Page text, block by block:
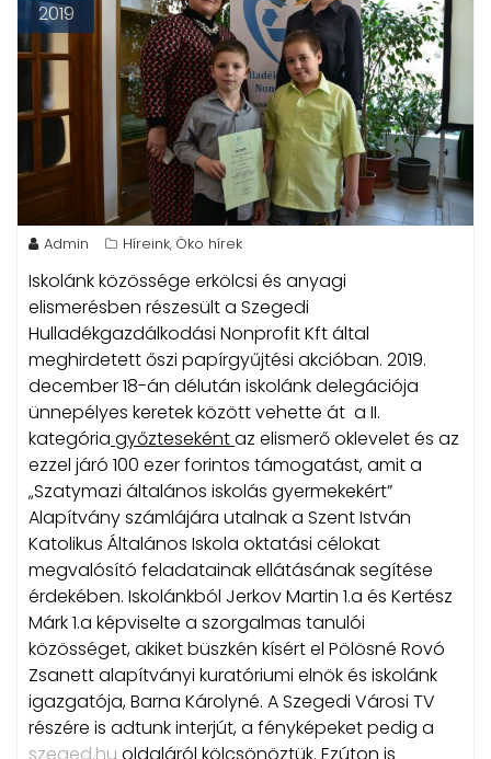
2019
Admin Híreink, Öko hírek
Iskolánk közössége erkölcsi és anyagi
elismerésben részesült a Szegedi
Hulladékgazdálkodási Nonprofit Kft által
meghirdetett őszi papírgyűjtési akcióban. 2019.
december 18-án délután iskolánk delegációja
ünnepélyes keretek között vehette át a II.
kategória győztesekéntaz elismerő oklevelet és az
ezzel járó 100 ezer forintos támogatást, amit a
„Szatymazi általános iskolás gyermekekért”
Alapítvány számlájára utalnak a Szent István
Katolikus Általános Iskola oktatási célokat
megvalósító feladatainak ellátásának segítése
érdekében. Iskolánkból Jerkov Martin 1.a és Kertész
Márk 1.a képviselte a szorgalmas tanulói
közösséget, akiket büszkén kísért el Pölösné Rovó
Zsanett alapítványi kuratóriumi elnök és iskolánk
igazgatója, Barna Károlyné. A Szegedi Városi TV
részére is adtunk interjút, a fényképeket pedig a
szeged.hu oldaláról kölcsönöztük. Ezúton is